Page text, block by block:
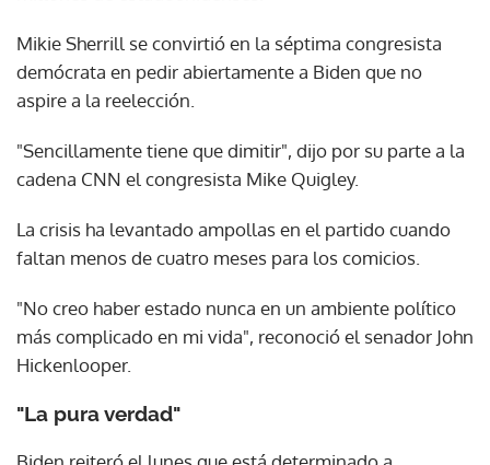
Mikie Sherrill se convirtió en la séptima congresista
demócrata en pedir abiertamente a Biden que no
aspire a la reelección.
"Sencillamente tiene que dimitir", dijo por su parte a la
cadena CNN el congresista Mike Quigley.
La crisis ha levantado ampollas en el partido cuando
faltan menos de cuatro meses para los comicios.
"No creo haber estado nunca en un ambiente político
más complicado en mi vida", reconoció el senador John
Hickenlooper.
"La pura verdad"